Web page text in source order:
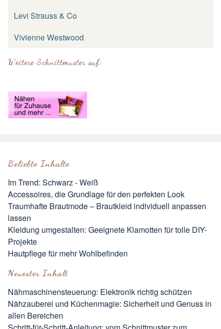
Beliebte Inhalte
Im Trend: Schwarz - Weiß
Accessoires, die Grundlage für den perfekten Look
Traumhafte Brautmode – Brautkleid individuell anpassen
lassen
Kleidung umgestalten: Geeignete Klamotten für tolle DIY-
Projekte
Hautpflege für mehr Wohlbefinden
Neuester Inhalt
Nähmaschinensteuerung: Elektronik richtig schützen
Nähzauberei und Küchenmagie: Sicherheit und Genuss in
allen Bereichen
Levi Strauss & Co
Vivienne Westwood
Weitere Schnittmuster auf: